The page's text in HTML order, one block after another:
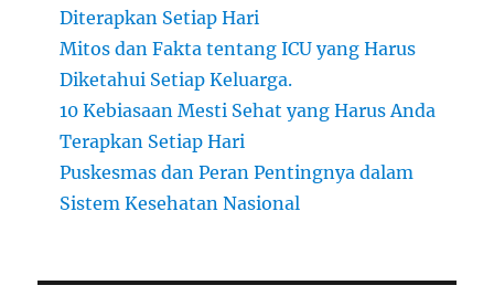
Diterapkan Setiap Hari
Mitos dan Fakta tentang ICU yang Harus
Diketahui Setiap Keluarga.
10 Kebiasaan Mesti Sehat yang Harus Anda
Terapkan Setiap Hari
Puskesmas dan Peran Pentingnya dalam
Sistem Kesehatan Nasional